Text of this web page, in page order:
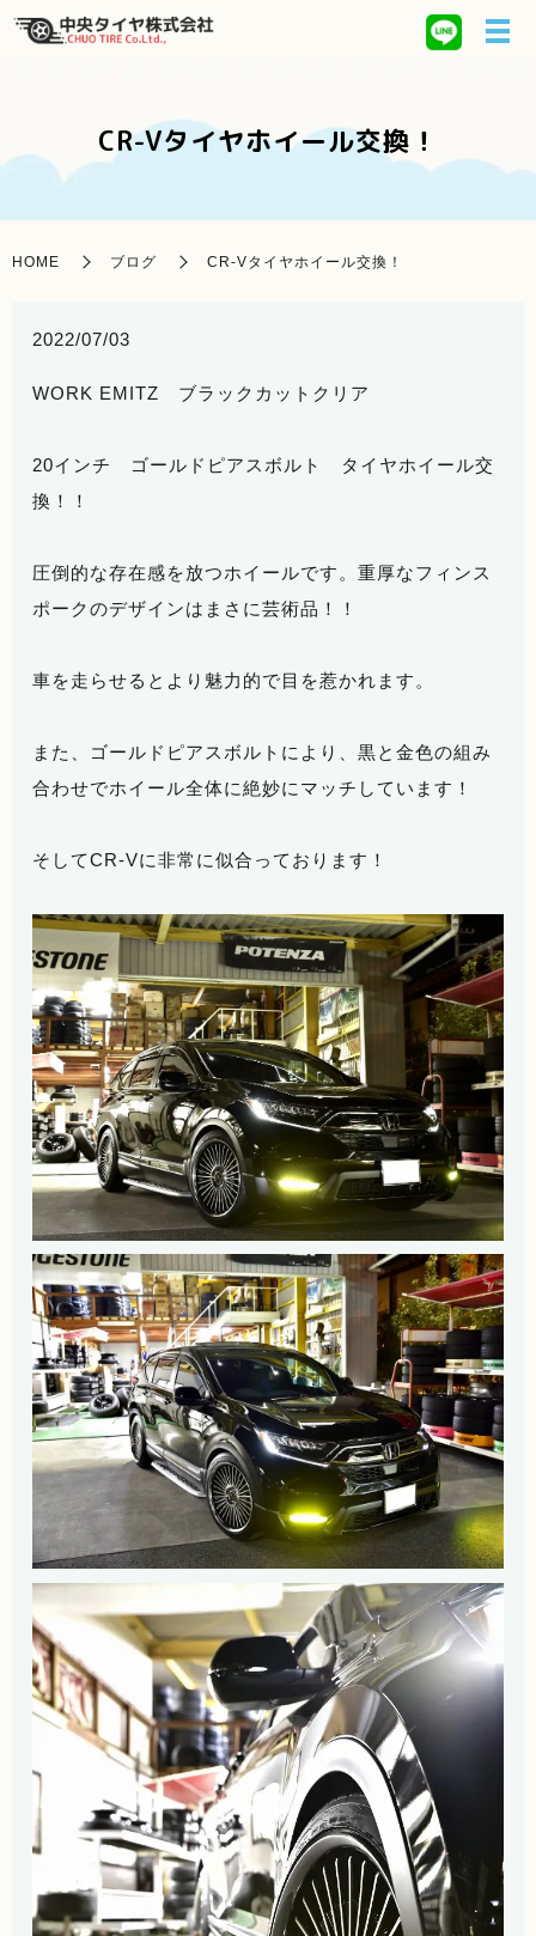
CR-Vタイヤホイール交換！
HOME ブログ CR-Vタイヤホイール交換！
2022/07/03
WORK EMITZ ブラックカットクリア
20インチ ゴールドピアスボルト タイヤホイール交
換！！
圧倒的な存在感を放つホイールです。重厚なフィンス
ポークのデザインはまさに芸術品！！
車を走らせるとより魅力的で目を惹かれます。
また、ゴールドピアスボルトにより、黒と金色の組み
合わせでホイール全体に絶妙にマッチしています！
そしてCR-Vに非常に似合っております！